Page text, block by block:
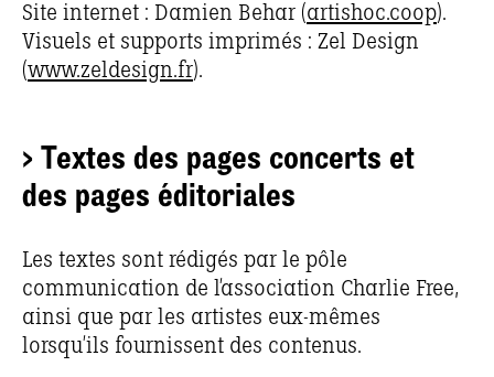
Site internet : Damien Behar (artishoc.coop).
Visuels et supports imprimés : Zel Design
(www.zeldesign.fr).
> Textes des pages concerts et
des pages éditoriales
Les textes sont rédigés par le pôle
communication de l’association Charlie Free,
ainsi que par les artistes eux-mêmes
lorsqu’ils fournissent des contenus.